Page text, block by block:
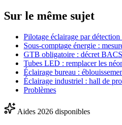
Sur le même sujet
Pilotage éclairage par
Sous-comptage énergie :
GTB obligatoire : décret
Tubes LED : remplacer les
Éclairage bureau :
Éclairage industriel : hall de
Problèmes
Aides 2026 disponibles